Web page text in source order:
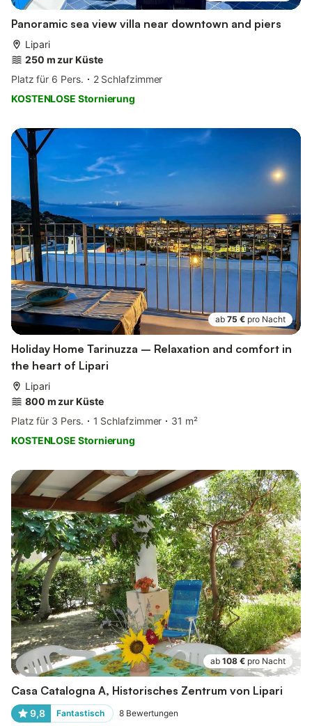
Panoramic sea view villa near downtown and piers
Lipari
250 m zur Küste
Platz für 6 Pers.
2 Schlafzimmer
KOSTENLOSE Stornierung
ab 75 € pro Nacht
Holiday Home Tarinuzza – Relaxation and comfort in
the heart of Lipari
Lipari
800 m zur Küste
Platz für 3 Pers.
1 Schlafzimmer
31 m²
KOSTENLOSE Stornierung
ab 108 € pro Nacht
Casa Catalogna A, Historisches Zentrum von Lipari
9,8 Fantastisch 8 Bewertungen